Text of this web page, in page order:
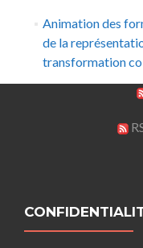
Animation des
de la
transformation